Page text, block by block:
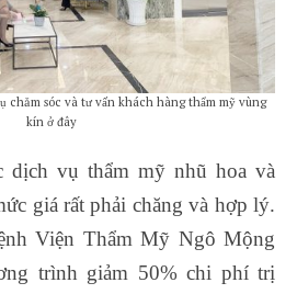
chăm sóc và tư vấn khách hàng thẩm mỹ vùng
kín ở đây
dịch vụ thẩm mỹ nhũ hoa và
giá rất phải chăng và hợp lý.
Viện Thẩm Mỹ Ngô Mộng
trình giảm 50% chi phí trị